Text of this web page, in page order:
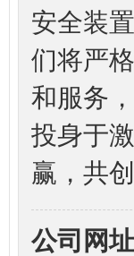
安全装
们将严
和服务
投身于
赢，共
公司网址